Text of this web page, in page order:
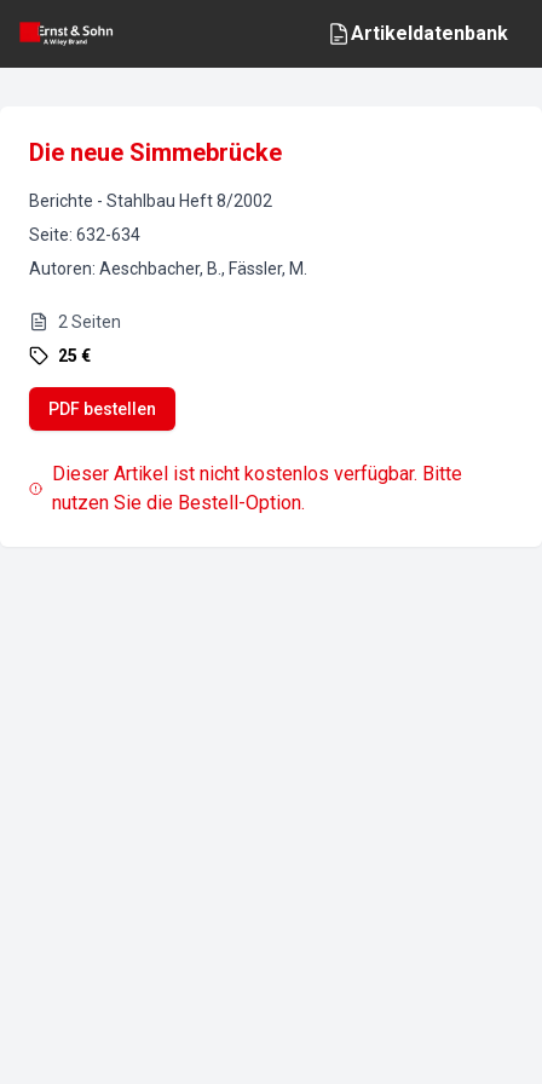
Artikeldatenbank
Die neue Simmebrücke
Berichte - Stahlbau Heft8/2002
Seite: 632-634
Autoren: Aeschbacher, B., Fässler, M.
2 Seiten
25 €
PDF bestellen
Dieser Artikel ist nicht kostenlos verfügbar. Bitte
nutzen Sie die Bestell-Option.